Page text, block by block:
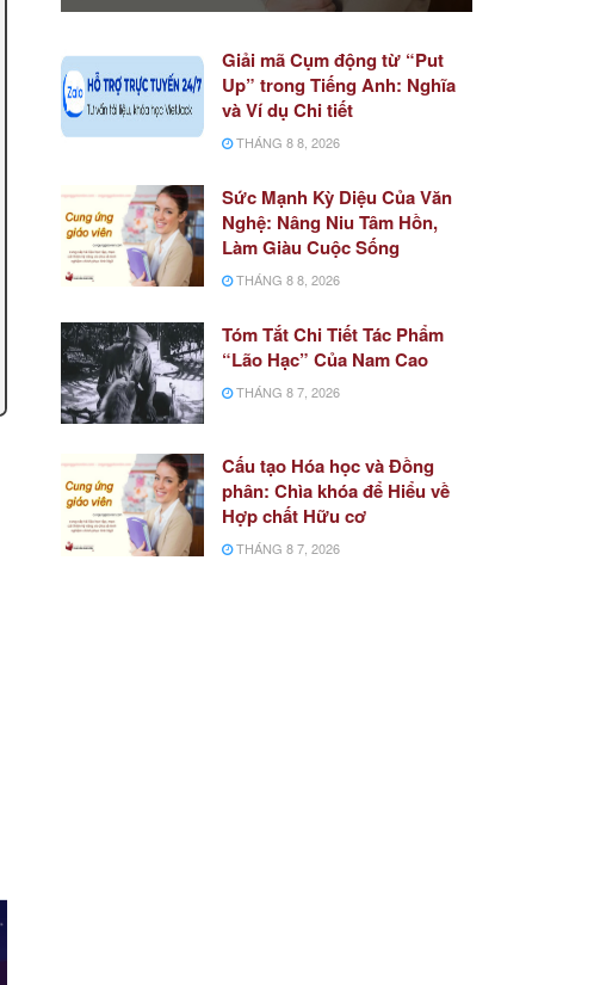
Giải mã Cụm động từ “Put
Up” trong Tiếng Anh: Nghĩa
và Ví dụ Chi tiết
THÁNG 8 8, 2026
Sức Mạnh Kỳ Diệu Của Văn
Nghệ: Nâng Niu Tâm Hồn,
Làm Giàu Cuộc Sống
THÁNG 8 8, 2026
Tóm Tắt Chi Tiết Tác Phẩm
“Lão Hạc” Của Nam Cao
THÁNG 8 7, 2026
Cấu tạo Hóa học và Đồng
phân: Chìa khóa để Hiểu về
Hợp chất Hữu cơ
THÁNG 8 7, 2026